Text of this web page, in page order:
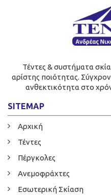
Τέντες & συστήματα
αρίστης ποιότητας.
ανθεκτικότητα στο
SITEMAP
Αρχική
Τέντες
Πέργκολες
Ανεμοφράχτες
Εσωτερική Σκίαση